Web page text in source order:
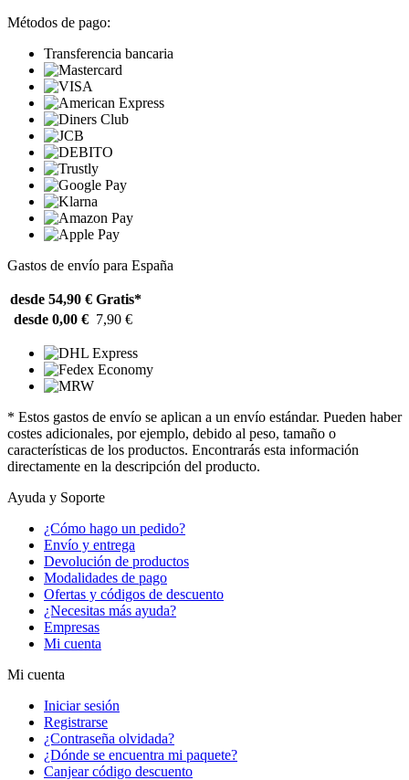
Métodos de pago:
Transferencia bancaria
Gastos de envío para España
desde 54,90 € Gratis*
desde 0,00 € 7,90 €
* Estos gastos de envío se aplican a un envío estándar. Pueden haber
costes adicionales, por ejemplo, debido al peso, tamaño o
características de los productos. Encontrarás esta información
directamente en la descripción del producto.
Ayuda y Soporte
¿Cómo hago un pedido?
Envío y entrega
Devolución de productos
Modalidades de pago
Ofertas y códigos de descuento
¿Necesitas más ayuda?
Empresas
Mi cuenta
Mi cuenta
Iniciar sesión
Registrarse
¿Contraseña olvidada?
¿Dónde se encuentra mi paquete?
Canjear código descuento